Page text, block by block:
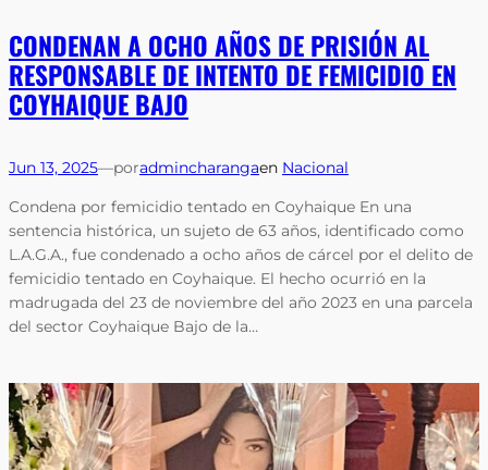
CONDENAN A OCHO AÑOS DE PRISIÓN AL
RESPONSABLE DE INTENTO DE FEMICIDIO EN
COYHAIQUE BAJO
Jun 13, 2025—poradmincharangaen Nacional
Condena por femicidio tentado en Coyhaique En una
sentencia histórica, un sujeto de 63 años, identificado como
L.A.G.A., fue condenado a ocho años de cárcel por el delito de
femicidio tentado en Coyhaique. El hecho ocurrió en la
madrugada del 23 de noviembre del año 2023 en una parcela
del sector Coyhaique Bajo de la…